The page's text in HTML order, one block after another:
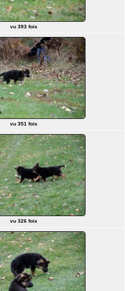
vu 393 fois
vu 351 fois
vu 326 fois